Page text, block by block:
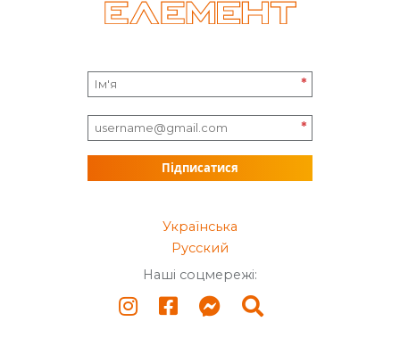
*
*
Підписатися
Українська
Русский
Наші соцмережі: